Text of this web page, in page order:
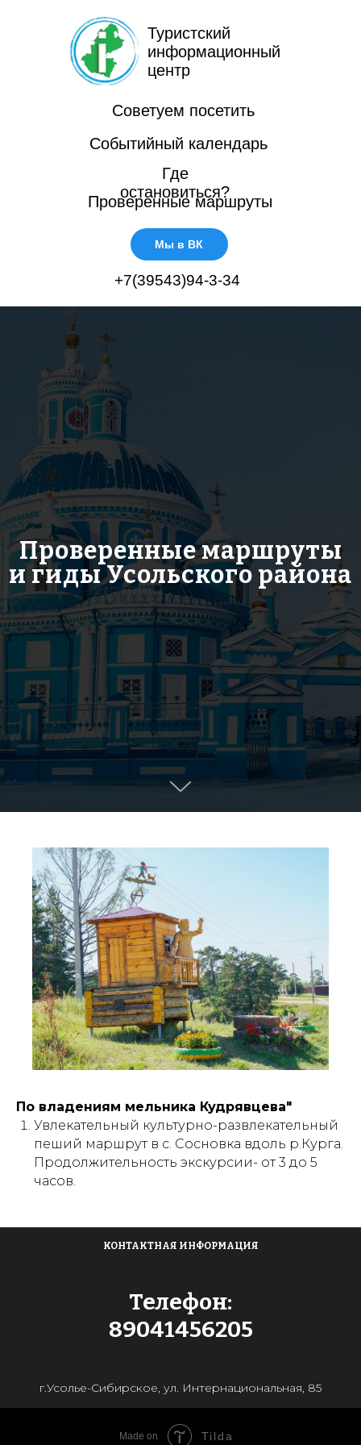
Советуем посетить
Событийный календарь
Где
остановиться?
+7(39543)94-3-34
Мы в ВК
Проверенные маршруты
Туристский
информационный
центр
Проверенные маршруты
и гиды Усольского района
По владениям мельника Кудрявцева"
Увлекательный культурно-развлекательный
пеший маршрут в с. Сосновка вдоль р.Курга.
Продолжительность экскурсии- от 3 до 5
часов.
КОНТАКТНАЯ ИНФОРМАЦИЯ
Телефон:
89041456205
г.Усолье-Сибирское, ул. Интернациональная, 85
Made on Tilda